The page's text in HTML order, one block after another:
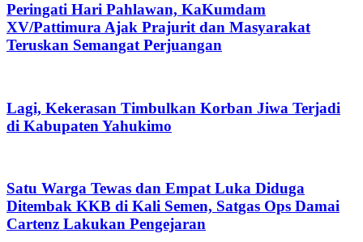
Peringati Hari Pahlawan, KaKumdam
XV/Pattimura Ajak Prajurit dan Masyarakat
Teruskan Semangat Perjuangan
Lagi, Kekerasan Timbulkan Korban Jiwa Terjadi
di Kabupaten Yahukimo
Satu Warga Tewas dan Empat Luka Diduga
Ditembak KKB di Kali Semen, Satgas Ops Damai
Cartenz Lakukan Pengejaran